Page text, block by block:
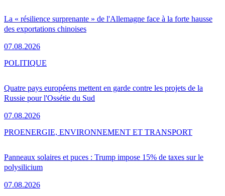
La « résilience surprenante » de l'Allemagne face à la forte hausse
des exportations chinoises
07.08.2026
Quatre pays européens mettent en garde contre les projets de la
Russie pour l'Ossétie du Sud
07.08.2026
POLITIQUE
Panneaux solaires et puces : Trump impose 15% de taxes sur le
polysilicium
07.08.2026
PROENERGIE, ENVIRONNEMENT ET TRANSPORT